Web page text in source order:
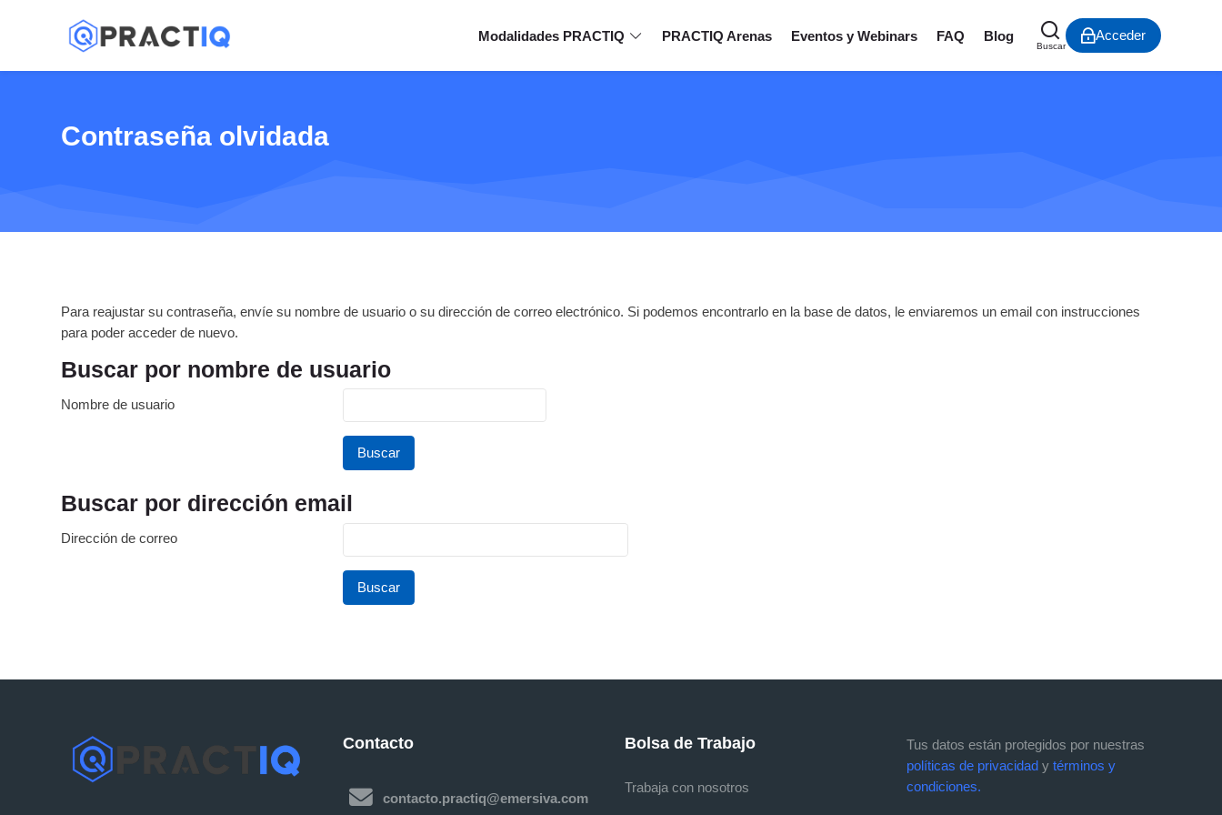
Modalidades PRACTIQ
PRACTIQ Arenas Eventos y Webinars FAQ Blog
Buscar
Acceder
Contraseña olvidada
Para reajustar su contraseña, envíe su nombre de usuario o su dirección de correo electrónico. Si podemos encontrarlo en la base de datos, le enviaremos un email con instrucciones
para poder acceder de nuevo.
Buscar por nombre de usuario
Buscar por nombre de usuario
Nombre de usuario
Buscar por dirección email
Buscar por dirección email
Dirección de correo
Contacto
contacto.practiq@emersiva.com
Bolsa de Trabajo
Trabaja con nosotros
Tus datos están protegidos por nuestras
políticas de privacidad y términos y
condiciones.